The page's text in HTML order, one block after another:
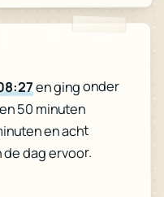
en ging onder
50 minuten
en acht
dag ervoor.